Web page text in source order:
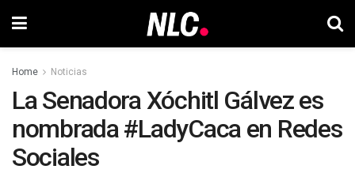
Home Noticias
La Senadora Xóchitl Gálvez es
nombrada #LadyCaca en Redes
Sociales